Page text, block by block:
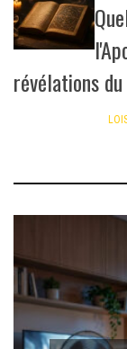
révélations